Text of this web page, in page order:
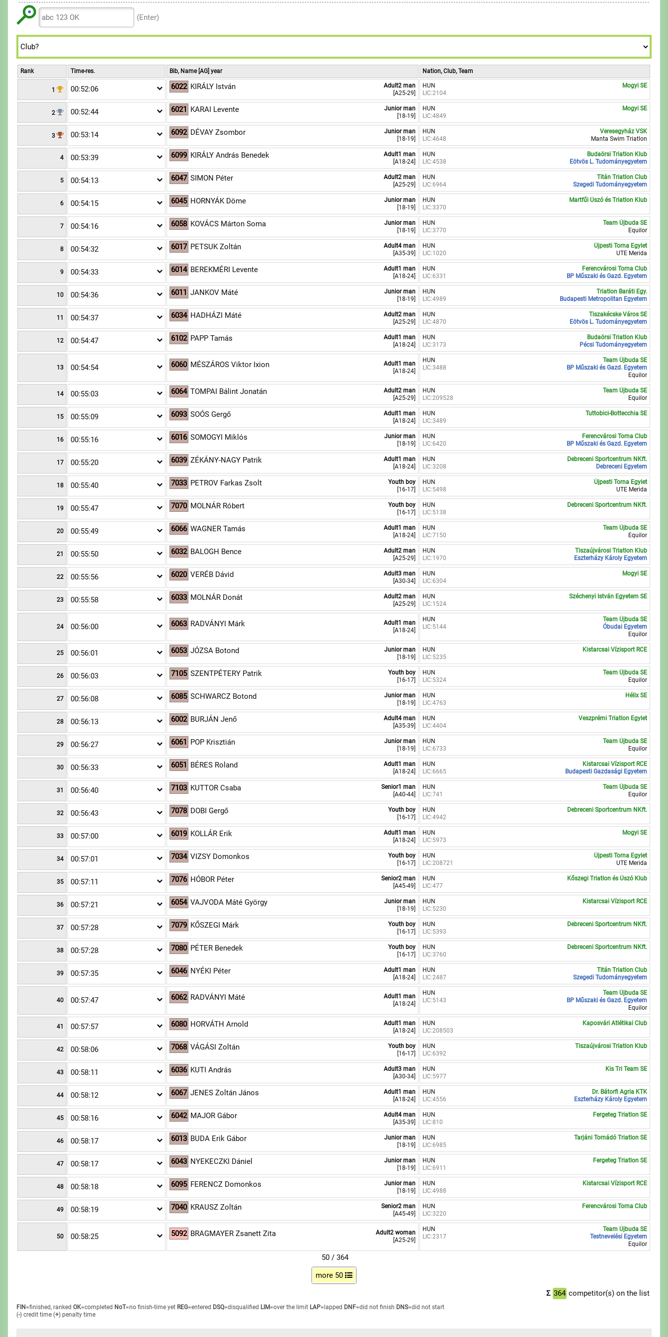
6
8
9
(Enter)
Rank Time-res. Bib, Name [AG] year Nation, Club, Team
1 00:52:06 6022
Adult2 man
[A25-29]
KIRÁLY István
HUN
LIC:2104
Mogyi SE
2 00:52:44 6021
Junior man
[18-19]
KARAI Levente
HUN
LIC:4849
Mogyi SE
3 00:53:14 6092
Junior man
[18-19]
DÉVAY Zsombor
HUN
LIC:4648
Veresegyház VSK
Manta Swim Triatlon
4 00:53:39 6099
Adult1 man
[A18-24]
KIRÁLY András Benedek
HUN
LIC:4538
Budaörsi Triatlon Klub
Eötvös L. Tudományegyetem
5 00:54:13 6047
Adult2 man
[A25-29]
SIMON Péter
HUN
LIC:6964
Titán Triatlon Club
Szegedi Tudományegyetem
6 00:54:15 6045
Junior man
[18-19]
HORNYÁK Döme
HUN
LIC:3370
Martfűi Úszó és Triatlon Klub
7 00:54:16 6058
Junior man
[18-19]
KOVÁCS Márton Soma
HUN
LIC:3770
Team Újbuda SE
Equilor
8 00:54:32 6017
Adult4 man
[A35-39]
PETSUK Zoltán
HUN
LIC:1020
Újpesti Torna Egylet
UTE Merida
9 00:54:33 6014
Adult1 man
[A18-24]
BEREKMÉRI Levente
HUN
LIC:6331
Ferencvárosi Torna Club
BP Műszaki és Gazd. Egyetem
10 00:54:36 6011
Junior man
[18-19]
JANKOV Máté
HUN
LIC:4989
Triatlon Baráti Egy.
Budapesti Metropolitan Egyetem
11 00:54:37 6034
Adult2 man
[A25-29]
HADHÁZI Máté
HUN
LIC:4870
Tiszakécske Város SE
Eötvös L. Tudományegyetem
12 00:54:47 6102
Adult1 man
[A18-24]
PAPP Tamás
HUN
LIC:3173
Budaörsi Triatlon Klub
Pécsi Tudományegyetem
13 00:54:54 6060
Adult1 man
[A18-24]
MÉSZÁROS Viktor Ixion
HUN
LIC:3488
Team Újbuda SE
BP Műszaki és Gazd. Egyetem
Equilor
14 00:55:03 6064
Adult2 man
[A25-29]
TOMPAI Bálint Jonatán
HUN
LIC:209528
Team Újbuda SE
Equilor
15 00:55:09 6093
Adult1 man
[A18-24]
SOÓS Gergő
HUN
LIC:3489
Tuttobici-Bottecchia SE
16 00:55:16 6016
Junior man
[18-19]
SOMOGYI Miklós
HUN
LIC:6420
Ferencvárosi Torna Club
BP Műszaki és Gazd. Egyetem
17 00:55:20 6039
Adult1 man
[A18-24]
ZÉKÁNY-NAGY Patrik
HUN
LIC:3208
Debreceni Sportcentrum NKft.
Debreceni Egyetem
18 00:55:40 7033
Youth boy
[16-17]
PETROV Farkas Zsolt
HUN
LIC:5498
Újpesti Torna Egylet
UTE Merida
19 00:55:47 7070
Youth boy
[16-17]
MOLNÁR Róbert
HUN
LIC:5138
Debreceni Sportcentrum NKft.
20 00:55:49 6066
Adult1 man
[A18-24]
WAGNER Tamás
HUN
LIC:7150
Team Újbuda SE
Equilor
21 00:55:50 6032
Adult2 man
[A25-29]
BALOGH Bence
HUN
LIC:1970
Tiszaújvárosi Triatlon Klub
Eszterházy Károly Egyetem
22 00:55:56 6020
Adult3 man
[A30-34]
VERÉB Dávid
HUN
LIC:6304
Mogyi SE
23 00:55:58 6033
Adult2 man
[A25-29]
MOLNÁR Donát
HUN
LIC:1524
Széchenyi István Egyetem SE
24 00:56:00 6063
Adult1 man
[A18-24]
RADVÁNYI Márk
HUN
LIC:5144
Team Újbuda SE
Óbudai Egyetem
Equilor
25 00:56:01 6053
Junior man
[18-19]
JÓZSA Botond
HUN
LIC:5235
Kistarcsai Vízisport RCE
26 00:56:03 7105
Youth boy
[16-17]
SZENTPÉTERY Patrik
HUN
LIC:5324
Team Újbuda SE
Equilor
27 00:56:08 6085
Junior man
[18-19]
SCHWARCZ Botond
HUN
LIC:4763
Hélix SE
28 00:56:13 6002
Adult4 man
[A35-39]
BURJÁN Jenő
HUN
LIC:4404
Veszprémi Triatlon Egylet
29 00:56:27 6061
Junior man
[18-19]
POP Krisztián
HUN
LIC:6733
Team Újbuda SE
Equilor
30 00:56:33 6051
Adult1 man
[A18-24]
BÉRES Roland
HUN
LIC:6665
Kistarcsai Vízisport RCE
Budapesti Gazdasági Egyetem
31 00:56:40 7103
Senior1 man
[A40-44]
KUTTOR Csaba
HUN
LIC:741
Team Újbuda SE
Equilor
32 00:56:43 7078
Youth boy
[16-17]
DOBI Gergő
HUN
LIC:4942
Debreceni Sportcentrum NKft.
33 00:57:00 6019
Adult1 man
[A18-24]
KOLLÁR Erik
HUN
LIC:5973
Mogyi SE
34 00:57:01 7034
Youth boy
[16-17]
VIZSY Domonkos
HUN
LIC:208721
Újpesti Torna Egylet
UTE Merida
35 00:57:11 7076
Senior2 man
[A45-49]
HÓBOR Péter
HUN
LIC:477
Kőszegi Triatlon és Úszó Klub
36 00:57:21 6054
Junior man
[18-19]
VAJVODA Máté György
HUN
LIC:5230
Kistarcsai Vízisport RCE
37 00:57:28 7079
Youth boy
[16-17]
KŐSZEGI Márk
HUN
LIC:5393
Debreceni Sportcentrum NKft.
38 00:57:28 7080
Youth boy
[16-17]
PÉTER Benedek
HUN
LIC:3760
Debreceni Sportcentrum NKft.
39 00:57:35 6046
Adult1 man
[A18-24]
NYÉKI Péter
HUN
LIC:2487
Titán Triatlon Club
Szegedi Tudományegyetem
40 00:57:47 6062
Adult1 man
[A18-24]
RADVÁNYI Máté
HUN
LIC:5143
Team Újbuda SE
BP Műszaki és Gazd. Egyetem
Equilor
41 00:57:57 6080
Adult1 man
[A18-24]
HORVÁTH Arnold
HUN
LIC:208503
Kaposvári Atlétikai Club
42 00:58:06 7068
Youth boy
[16-17]
VÁGÁSI Zoltán
HUN
LIC:6392
Tiszaújvárosi Triatlon Klub
43 00:58:11 6036
Adult3 man
[A30-34]
KUTI András
HUN
LIC:5977
Kis Tri Team SE
44 00:58:12 6067
Adult1 man
[A18-24]
JENES Zoltán János
HUN
LIC:4556
Dr. Bátorfi Agria KTK
Eszterházy Károly Egyetem
45 00:58:16 6042
Adult4 man
[A35-39]
MAJOR Gábor
HUN
LIC:810
Fergeteg Triatlon SE
46 00:58:17 6013
Junior man
[18-19]
BUDA Erik Gábor
HUN
LIC:6985
Tarjáni Tornádó Triatlon SE
47 00:58:17 6043
Junior man
[18-19]
NYEKECZKI Dániel
HUN
LIC:6911
Fergeteg Triatlon SE
48 00:58:18 6095
Junior man
[18-19]
FERENCZ Domonkos
HUN
LIC:4988
Kistarcsai Vízisport RCE
49 00:58:19 7040
Senior2 man
[A45-49]
KRAUSZ Zoltán
HUN
LIC:3220
Ferencvárosi Torna Club
50 00:58:25 5092
Adult2 woman
[A25-29]
BRAGMAYER Zsanett Zita
HUN
LIC:2317
Team Újbuda SE
Testnevelési Egyetem
Equilor
50 / 364
more 50
Σ 364 competitor(s) on the list
FIN =finished, ranked OK=completed NoT=no finish-time yet REG=entered DSQ=disqualified LIM=over the limit LAP=lapped DNF=did not finish DNS=did not start
(-) credit time (+) penalty time